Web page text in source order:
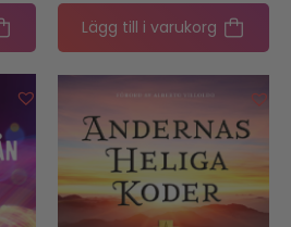
Lägg till i varukorg